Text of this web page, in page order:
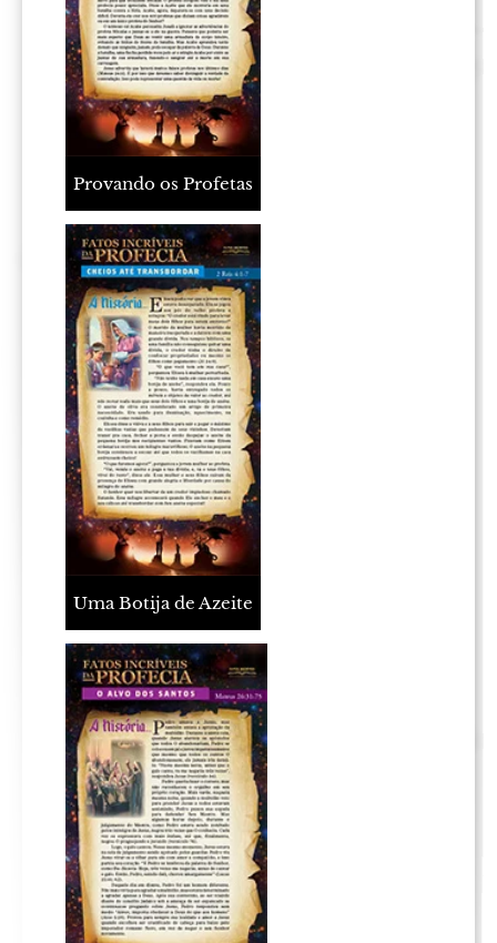
Provando os Profetas
Uma Botija de Azeite